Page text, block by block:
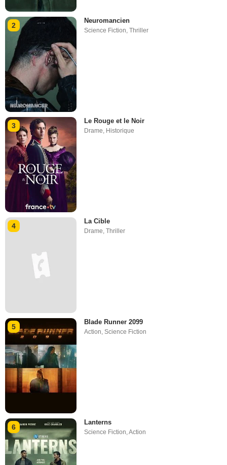
2
Neuromancien
Science Fiction,Thriller
3
Le Rouge et le Noir
Drame, Historique
4
La Cible
Drame,Thriller
5
Blade Runner 2099
Action ,Science Fiction
6
Lanterns
Science Fiction,Action